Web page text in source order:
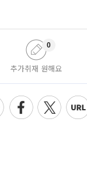
추가취재 원해요
0